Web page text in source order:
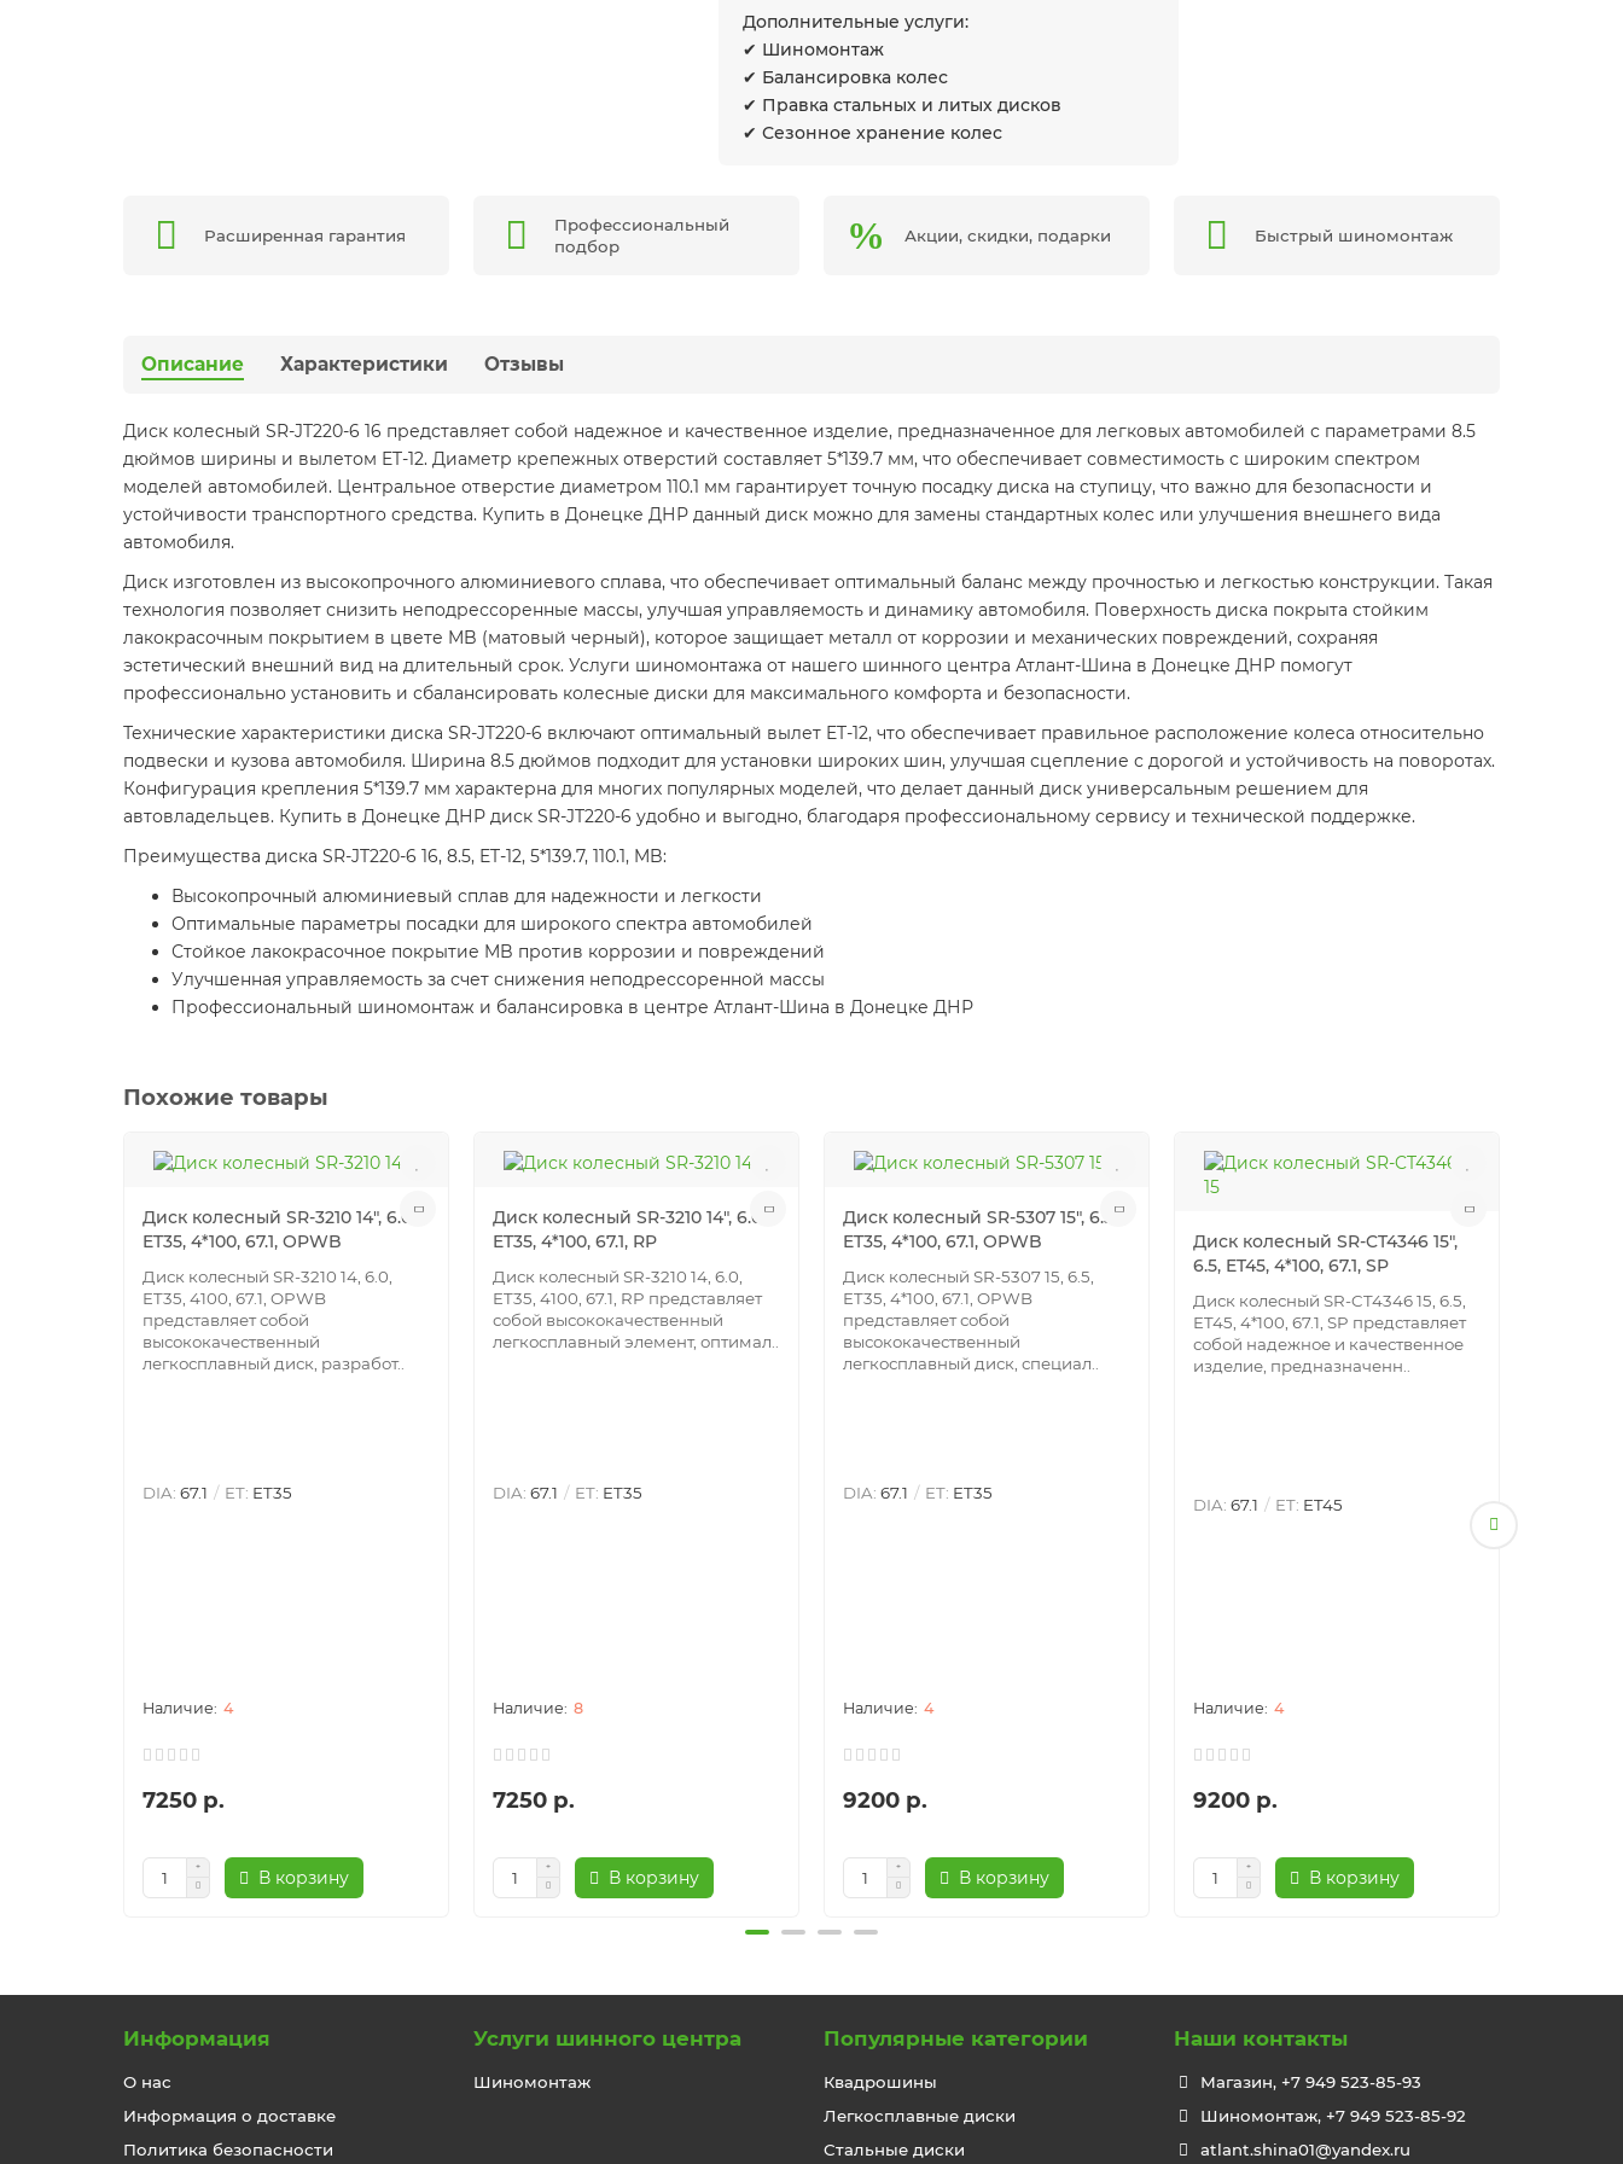
Дополнительные услуги:
✔ Шиномонтаж
✔ Балансировка колес
✔ Правка стальных и литых дисков
✔ Сезонное хранение колес
Расширенная гарантия
Профессиональный
подбор
Акции, скидки, подарки Быстрый шиномонтаж
Описание Характеристики Отзывы
Диск колесный SR-JT220-6 16 представляет собой надежное и качественное изделие, предназначенное для легковых автомобилей с параметрами 8.5
дюймов ширины и вылетом ET-12. Диаметр крепежных отверстий составляет 5*139.7 мм, что обеспечивает совместимость с широким спектром
моделей автомобилей. Центральное отверстие диаметром 110.1 мм гарантирует точную посадку диска на ступицу, что важно для безопасности и
устойчивости транспортного средства. Купить в Донецке ДНР данный диск можно для замены стандартных колес или улучшения внешнего вида
автомобиля.
Диск изготовлен из высокопрочного алюминиевого сплава, что обеспечивает оптимальный баланс между прочностью и легкостью конструкции. Такая
технология позволяет снизить неподрессоренные массы, улучшая управляемость и динамику автомобиля. Поверхность диска покрыта стойким
лакокрасочным покрытием в цвете MB (матовый черный), которое защищает металл от коррозии и механических повреждений, сохраняя
эстетический внешний вид на длительный срок. Услуги шиномонтажа от нашего шинного центра Атлант-Шина в Донецке ДНР помогут
профессионально установить и сбалансировать колесные диски для максимального комфорта и безопасности.
Технические характеристики диска SR-JT220-6 включают оптимальный вылет ET-12, что обеспечивает правильное расположение колеса относительно
подвески и кузова автомобиля. Ширина 8.5 дюймов подходит для установки широких шин, улучшая сцепление с дорогой и устойчивость на поворотах.
Конфигурация крепления 5*139.7 мм характерна для многих популярных моделей, что делает данный диск универсальным решением для
автовладельцев. Купить в Донецке ДНР диск SR-JT220-6 удобно и выгодно, благодаря профессиональному сервису и технической поддержке.
Преимущества диска SR-JT220-6 16, 8.5, ET-12, 5*139.7, 110.1, MB:
Высокопрочный алюминиевый сплав для надежности и легкости
Оптимальные параметры посадки для широкого спектра автомобилей
Стойкое лакокрасочное покрытие MB против коррозии и повреждений
Улучшенная управляемость за счет снижения неподрессоренной массы
Профессиональный шиномонтаж и балансировка в центре Атлант-Шина в Донецке ДНР
Похожие товары
Диск колесный SR-3210 14", 6.0,
ET35, 4*100, 67.1, OPWB
Диск колесный SR-3210 14, 6.0,
ET35, 4100, 67.1, OPWB
представляет собой
высококачественный
легкосплавный диск, разработ..
DIA: 67.1 ET: ET35
4
7250 р.
В корзину
Диск колесный SR-3210 14", 6.0,
ET35, 4*100, 67.1, RP
Диск колесный SR-3210 14, 6.0,
ET35, 4100, 67.1, RP представляет
собой высококачественный
легкосплавный элемент, оптимал..
DIA: 67.1 ET: ET35
8
7250 р.
В корзину
Диск колесный SR-5307 15", 6.5,
ET35, 4*100, 67.1, OPWB
Диск колесный SR-5307 15, 6.5,
ET35, 4*100, 67.1, OPWB
представляет собой
высококачественный
легкосплавный диск, специал..
DIA: 67.1 ET: ET35
4
9200 р.
В корзину
Диск колесный SR-CT4346 15",
6.5, ET45, 4*100, 67.1, SP
Диск колесный SR-CT4346 15, 6.5,
ET45, 4*100, 67.1, SP представляет
собой надежное и качественное
изделие, предназначенн..
DIA: 67.1 ET: ET45
4
9200 р.
В корзину
Информация
О нас
Информация о доставке
Политика безопасности
Услуги шинного центра
Шиномонтаж
Популярные категории
Квадрошины
Легкосплавные диски
Стальные диски
Наши контакты
Магазин, +7 949 523-85-93
Шиномонтаж, +7 949 523-85-92
atlant.shina01@yandex.ru